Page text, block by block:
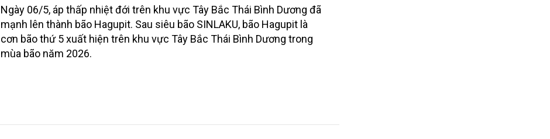
Ngày 06/5, áp thấp nhiệt đới trên khu vực Tây Bắc Thái Bình Dương đã
mạnh lên thành bão Hagupit. Sau siêu bão SINLAKU, bão Hagupit là
cơn bão thứ 5 xuất hiện trên khu vực Tây Bắc Thái Bình Dương trong
mùa bão năm 2026.